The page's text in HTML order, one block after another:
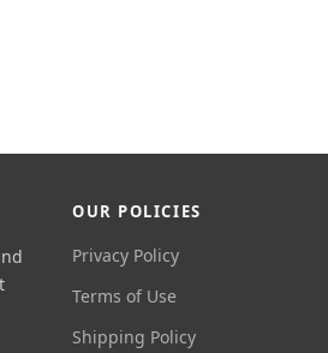
OUR POLICIES
Privacy Policy
Terms of Use
Shipping Policy